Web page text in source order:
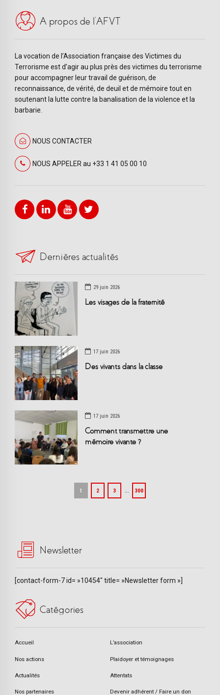
A propos de l’AFVT
La vocation de l’Association française des Victimes du
Terrorisme est d’agir au plus près des victimes du terrorisme
pour accompagner leur travail de guérison, de
reconnaissance, de vérité, de deuil et de mémoire tout en
soutenant la lutte contre la banalisation de la violence et la
barbarie.
NOUS CONTACTER
NOUS APPELER au +33 1 41 05 00 10
Dernières actualités
29 juin 2026
Les visages de la fraternité
17 juin 2026
Des vivants dans la classe
17 juin 2026
Comment transmettre une
mémoire vivante ?
1 2 3 … 300
Newsletter
[contact-form-7 id= »10454″ title= »Newsletter form »]
Catégories
Accueil L’association
Nos actions Plaidoyer et témoignages
Actualités Attentats
Nos partenaires Devenir adhérent / Faire un don